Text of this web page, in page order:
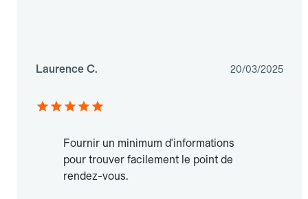
Laurence C. 20/03/2025
Fournir un minimum d'informations
pour trouver facilement le point de
rendez-vous.